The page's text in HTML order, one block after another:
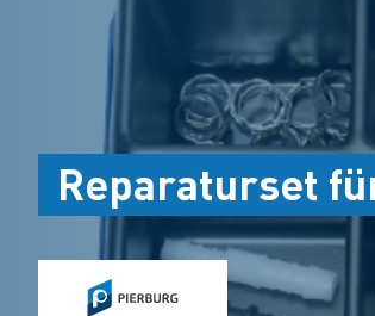
Reparaturset